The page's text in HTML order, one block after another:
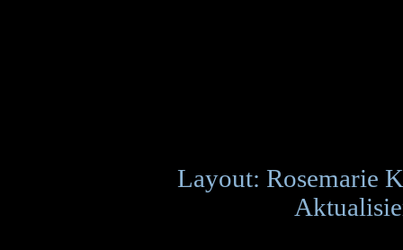
Layout: Rosemarie